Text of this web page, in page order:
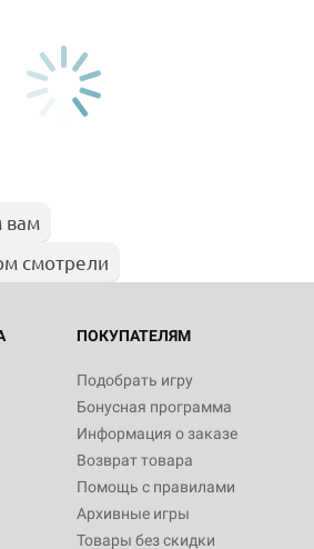
вам
смотрели
ПОКУПАТЕЛЯМ
Подобрать игру
Бонусная программа
Информация о заказе
Возврат товара
Помощь с правилами
Архивные игры
Товары без скидки